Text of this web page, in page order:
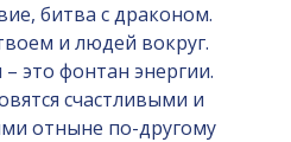
битва с драконом.
и людей вокруг.
это фонтан энергии.
счастливыми и
отныне по-другому